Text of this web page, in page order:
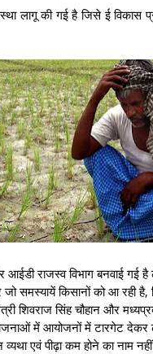
लागू की गई है जिसे ई
आईडी राजस्व विभाग बनवाई
समस्यायें किसानों को आ रही है,
शिवराज सिंह चौहान और
में आयोजनों में टारगेट देकर
एवं पीढ़ा कम होने का नाम